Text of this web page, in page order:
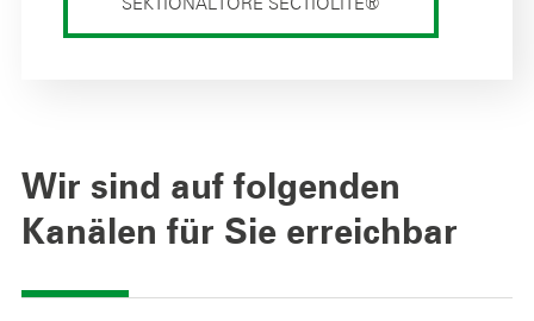
Wir sind auf folgenden
Kanälen für Sie erreichbar